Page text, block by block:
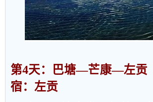
第4天：巴塘—芒康—左贡
宿：左贡